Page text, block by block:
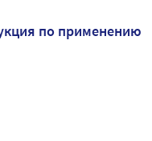
по применению